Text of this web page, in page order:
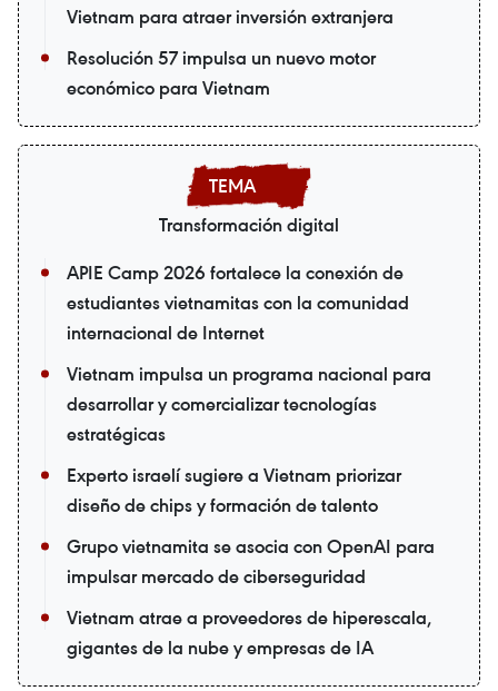
Vietnam para atraer inversión extranjera
Resolución 57 impulsa un nuevo motor
económico para Vietnam
Transformación digital
APIE Camp 2026 fortalece la conexión de
estudiantes vietnamitas con la comunidad
internacional de Internet
Vietnam impulsa un programa nacional para
desarrollar y comercializar tecnologías
estratégicas
Experto israelí sugiere a Vietnam priorizar
diseño de chips y formación de talento
Grupo vietnamita se asocia con OpenAI para
impulsar mercado de ciberseguridad
Vietnam atrae a proveedores de hiperescala,
gigantes de la nube y empresas de IA